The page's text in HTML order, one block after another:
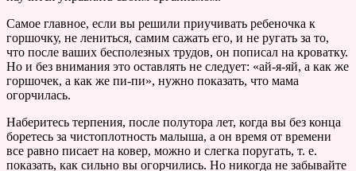
Самое главное, если вы решили приучивать ребеночка к
горшочку, не лениться, самим сажать его, и не ругать за то,
что после ваших бесполезных трудов, он пописал на кроватку.
Но и без внимания это оставлять не следует: «ай-я-яй, а как же
горшочек, а как же пи-пи», нужно показать, что мама
огорчилась.
Наберитесь терпения, после полутора лет, когда вы без конца
боретесь за чистоплотность малыша, а он время от времени
все равно писает на ковер, можно и слегка поругать, т. е.
показать, как сильно вы огорчились. Но никогда не забывайте